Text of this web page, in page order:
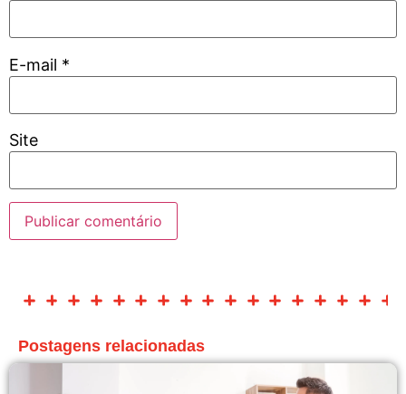
E-mail *
Site
Postagens relacionadas